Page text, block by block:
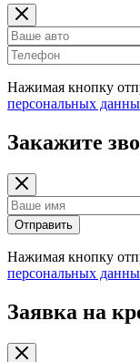
Нажимая кнопку
персональных
Закажите
Отправить
Нажимая кнопку
персональных
Заявка на